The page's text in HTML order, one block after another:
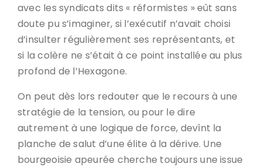
avec les syndicats dits « réformistes » eût sans
doute pu s’imaginer, si l’exécutif n’avait choisi
d’insulter régulièrement ses représentants, et
si la colère ne s’était à ce point installée au plus
profond de l’Hexagone.
On peut dès lors redouter que le recours à une
stratégie de la tension, ou pour le dire
autrement à une logique de force, devînt la
planche de salut d’une élite à la dérive. Une
bourgeoisie apeurée cherche toujours une issue